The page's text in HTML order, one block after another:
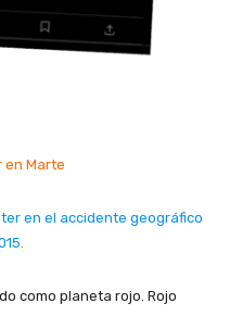
en Marte
en el accidente geográfico
como planeta rojo. Rojo